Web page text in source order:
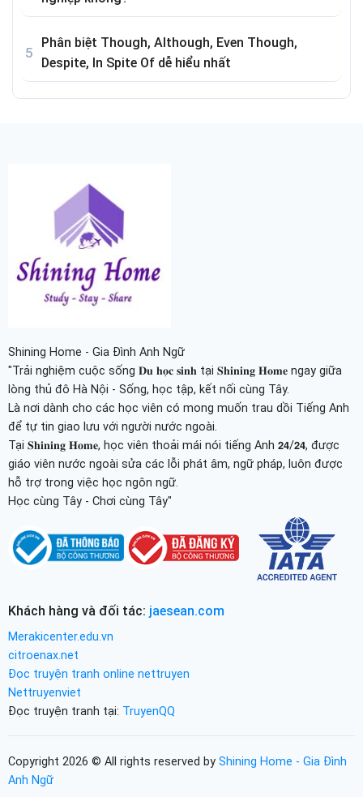
Phân biệt Though, Although, Even Though,
Despite, In Spite Of dễ hiểu nhất
Shining Home - Gia Đình Anh Ngữ
"Trải nghiệm cuộc sống 𝐃𝐮 𝐡𝐨̣𝐜 𝐬𝐢𝐧𝐡 tại 𝐒𝐡𝐢𝐧𝐢𝐧𝐠 𝐇𝐨𝐦𝐞 ngay giữa
lòng thủ đô Hà Nội - Sống, học tập, kết nối cùng Tây.
Là nơi dành cho các học viên có mong muốn trau dồi Tiếng Anh
để tự tin giao lưu với người nước ngoài.
Tại 𝐒𝐡𝐢𝐧𝐢𝐧𝐠 𝐇𝐨𝐦𝐞, học viên thoải mái nói tiếng Anh 𝟮𝟰/𝟮𝟰, được
giáo viên nước ngoài sửa các lỗi phát âm, ngữ pháp, luôn được
hỗ trợ trong việc học ngôn ngữ.
Học cùng Tây - Chơi cùng Tây"
Khách hàng và đối tác: jaesean.com
Merakicenter.edu.vn
citroenax.net
Đọc truyện tranh online nettruyen
Nettruyenviet
Đọc truyện tranh tại: TruyenQQ
Copyright 2026 © All rights reserved by Shining Home - Gia Đình
Anh Ngữ